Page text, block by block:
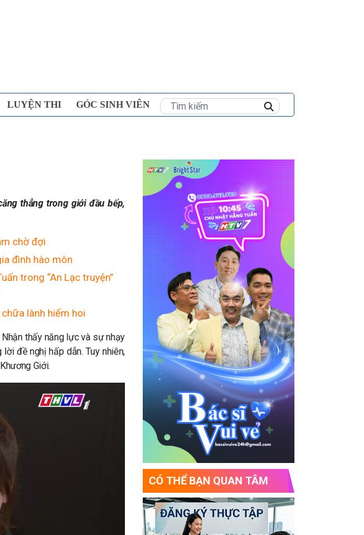
LUYỆN THI GÓC SINH VIÊN
thẳng trong giới đầu bếp,
chờ đợi
đình hào môn
trong “An Lạc truyện”
lành hiếm hoi
thấy năng lực và sự nhạy
đề nghị hấp dẫn. Tuy nhiên,
Giới.
CÓ THỂ BẠN QUAN TÂM